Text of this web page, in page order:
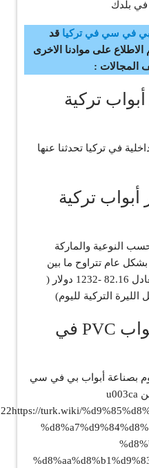
في بلدك
في سي في تركيا قد
على موادنا الاخرى
المجالات :
تركية
في تركيا تحدثنا عنها
تركية
النوعية والماركة
عام تتراوح ما بين
1600- 25000 ليرة تركية أي ما يعادل 82.16 -1232 دولار (
التركية لليوم)
ما هو أشهر مصنع أبواب PVC في
بصناعة أبواب بي في سي
في تركيا أشهرها تحدثنا عنها ضمن u003ca
turk.wiki/